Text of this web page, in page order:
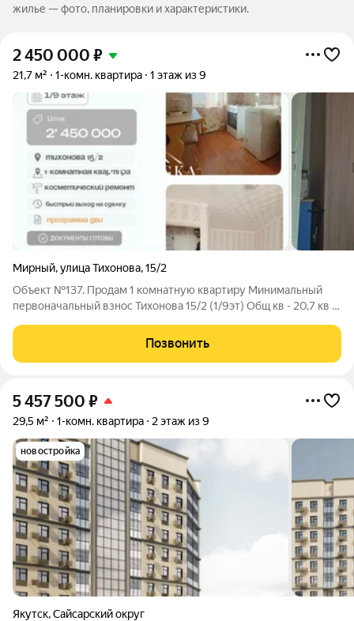
жилье — фото, планировки и характеристики.
2 450 000 ₽
21,7 м² 1-комн. квартира 1 этаж из 9
Мирный,улица Тихонова,15/2
Объект №137. Продам 1 комнатную квартиру Минимальный
первоначальный взнос Тихонова 15/2 (1/9эт) Общ кв - 20,7 кв м
пвх плиткой - пол застелен линолеумом - окна дерево 1
Позвонить
5 457 500 ₽
29,5 м² 1-комн. квартира 2 этаж из 9
новостройка
Якутск,Сайсарский округ